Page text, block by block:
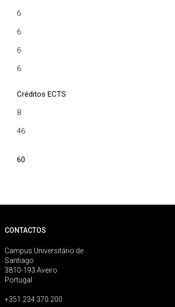
6
6
6
6
Créditos ECTS
8
46
60
CONTACTOS
Campus Universitário de
Santiago
3810-193 Aveiro
Portugal
+351 234 370 200